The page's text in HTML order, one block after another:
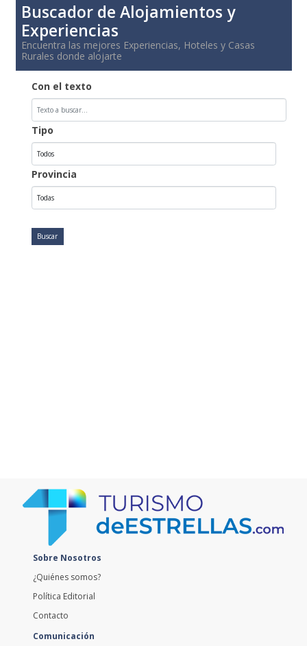
Buscador de Alojamientos y
Experiencias
Encuentra las mejores Experiencias, Hoteles y Casas
Rurales donde alojarte
Con el texto
Tipo
Provincia
Sobre Nosotros
¿Quiénes somos?
Política Editorial
Contacto
Comunicación